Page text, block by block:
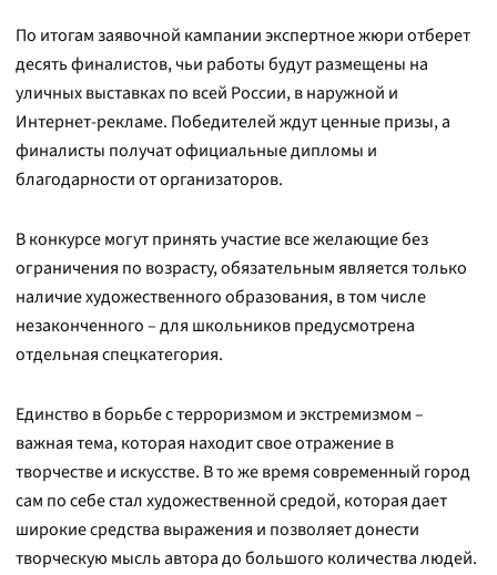
По итогам заявочной кампании экспертное жюри отберет
десять финалистов, чьи работы будут размещены на
уличных выставках по всей России, в наружной и
Интернет-рекламе. Победителей ждут ценные призы, а
финалисты получат официальные дипломы и
благодарности от организаторов.
В конкурсе могут принять участие все желающие без
ограничения по возрасту, обязательным является только
наличие художественного образования, в том числе
незаконченного – для школьников предусмотрена
отдельная спецкатегория.
Единство в борьбе с терроризмом и экстремизмом –
важная тема, которая находит свое отражение в
творчестве и искусстве. В то же время современный город
сам по себе стал художественной средой, которая дает
широкие средства выражения и позволяет донести
творческую мысль автора до большого количества людей.